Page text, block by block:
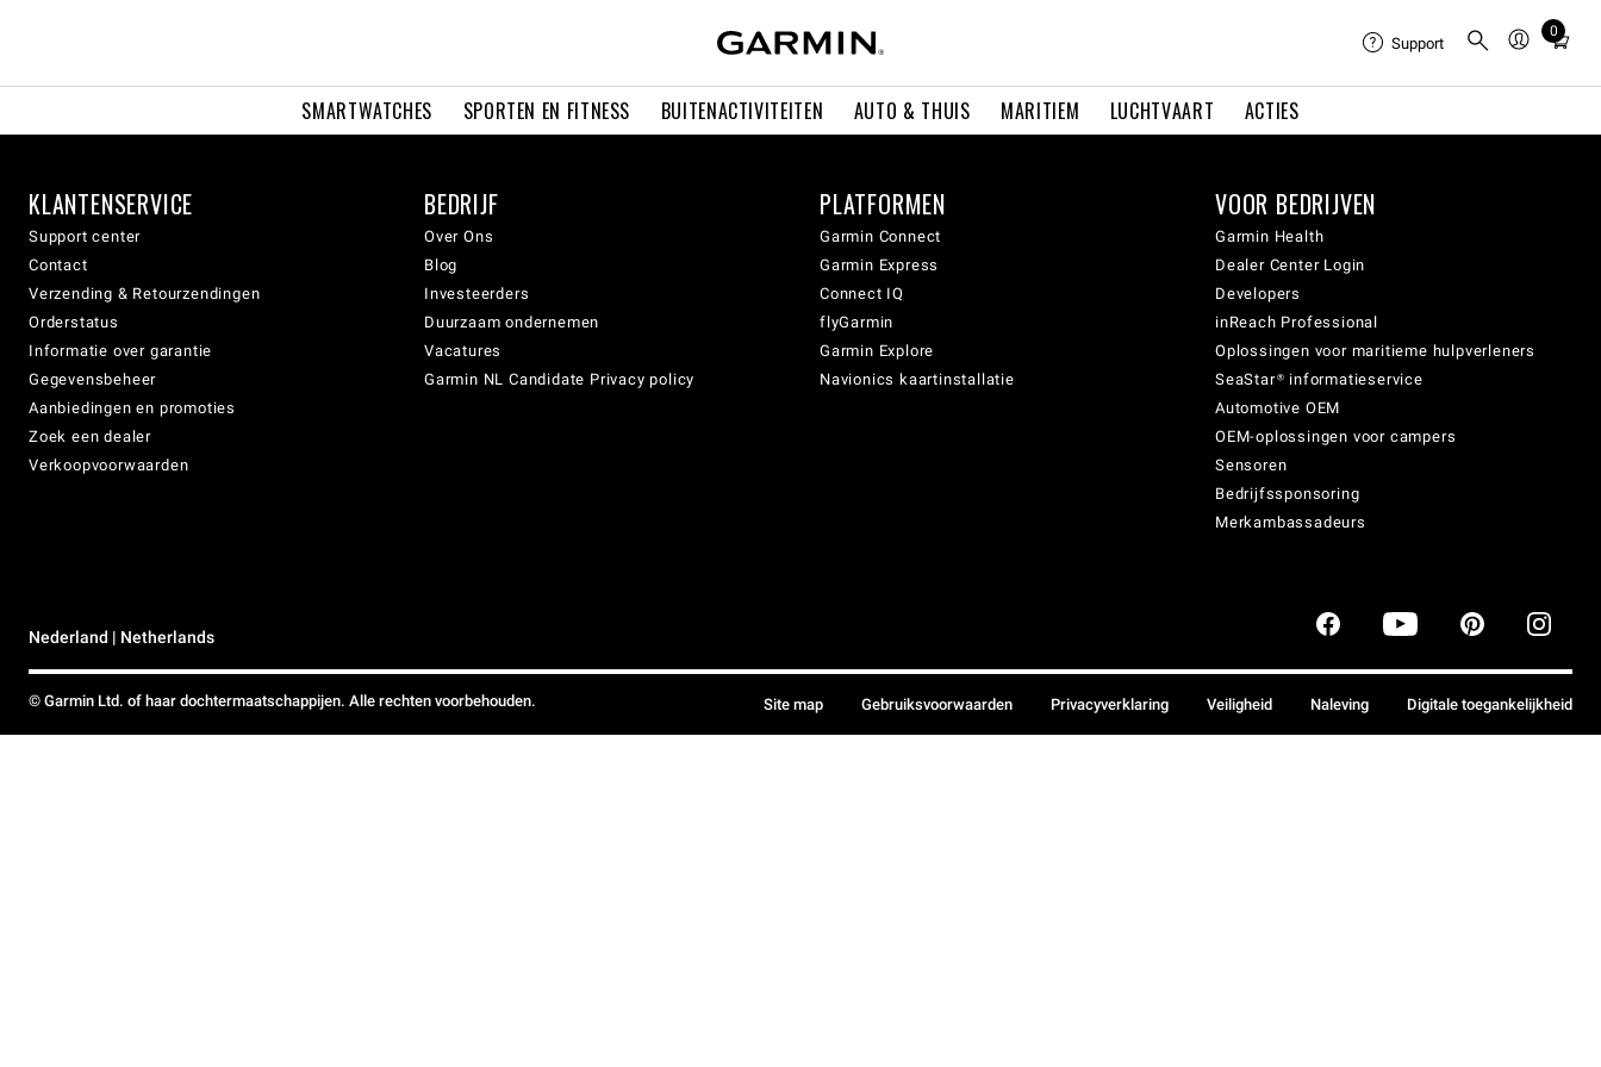
SMARTWATCHES SPORTEN EN FITNESS BUITENACTIVITEITEN AUTO & THUIS MARITIEM LUCHTVAART ACTIES
Support
0
Total
cart:
KLANTENSERVICE
Support center
Contact
Verzending & Retourzendingen
Orderstatus
Informatie over garantie
Gegevensbeheer
Aanbiedingen en promoties
Zoek een dealer
Verkoopvoorwaarden
BEDRIJF
Over Ons
Blog
Investeerders
Duurzaam ondernemen
Vacatures
Garmin NL Candidate Privacy policy
PLATFORMEN
Garmin Connect
Garmin Express
Connect IQ
flyGarmin
Garmin Explore
Navionics kaartinstallatie
VOOR BEDRIJVEN
Garmin Health
Dealer Center Login
Developers
inReach Professional
Oplossingen voor maritieme hulpverleners
SeaStar® informatieservice
Automotive OEM
OEM-oplossingen voor campers
Sensoren
Bedrijfssponsoring
Merkambassadeurs
Nederland | Netherlands
© Garmin Ltd. of haar dochtermaatschappijen. Alle rechten voorbehouden. Site map Gebruiksvoorwaarden Privacyverklaring Veiligheid Naleving Digitale toegankelijkheid